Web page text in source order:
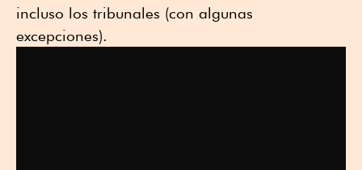
incluso los tribunales (con algunas
excepciones).